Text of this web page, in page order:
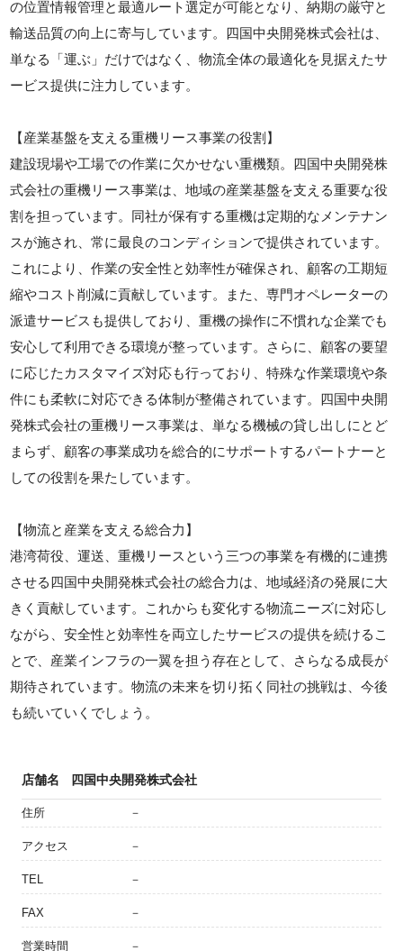
の位置情報管理と最適ルート選定が可能となり、納期の厳守と
輸送品質の向上に寄与しています。四国中央開発株式会社は、
単なる「運ぶ」だけではなく、物流全体の最適化を見据えたサ
ービス提供に注力しています。
【産業基盤を支える重機リース事業の役割】
建設現場や工場での作業に欠かせない重機類。四国中央開発株
式会社の重機リース事業は、地域の産業基盤を支える重要な役
割を担っています。同社が保有する重機は定期的なメンテナン
スが施され、常に最良のコンディションで提供されています。
これにより、作業の安全性と効率性が確保され、顧客の工期短
縮やコスト削減に貢献しています。また、専門オペレーターの
派遣サービスも提供しており、重機の操作に不慣れな企業でも
安心して利用できる環境が整っています。さらに、顧客の要望
に応じたカスタマイズ対応も行っており、特殊な作業環境や条
件にも柔軟に対応できる体制が整備されています。四国中央開
発株式会社の重機リース事業は、単なる機械の貸し出しにとど
まらず、顧客の事業成功を総合的にサポートするパートナーと
しての役割を果たしています。
【物流と産業を支える総合力】
港湾荷役、運送、重機リースという三つの事業を有機的に連携
させる四国中央開発株式会社の総合力は、地域経済の発展に大
きく貢献しています。これからも変化する物流ニーズに対応し
ながら、安全性と効率性を両立したサービスの提供を続けるこ
とで、産業インフラの一翼を担う存在として、さらなる成長が
期待されています。物流の未来を切り拓く同社の挑戦は、今後
も続いていくでしょう。
店舗名 四国中央開発株式会社
住所 －
アクセス －
TEL －
FAX －
営業時間 －